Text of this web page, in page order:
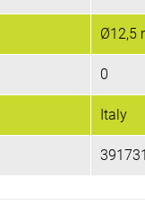
Ø12,5
0
Italy